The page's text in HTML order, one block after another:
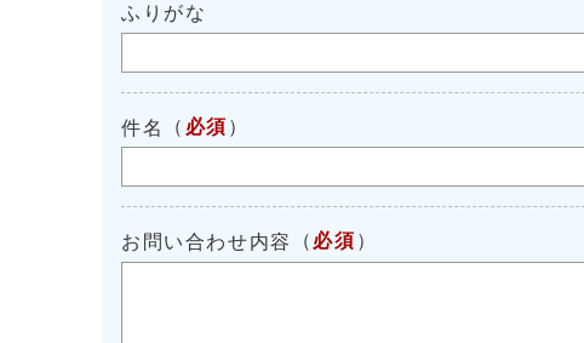
ふりがな
件名 （ 必須 ）
お問い合わせ内容 （ 必須 ）